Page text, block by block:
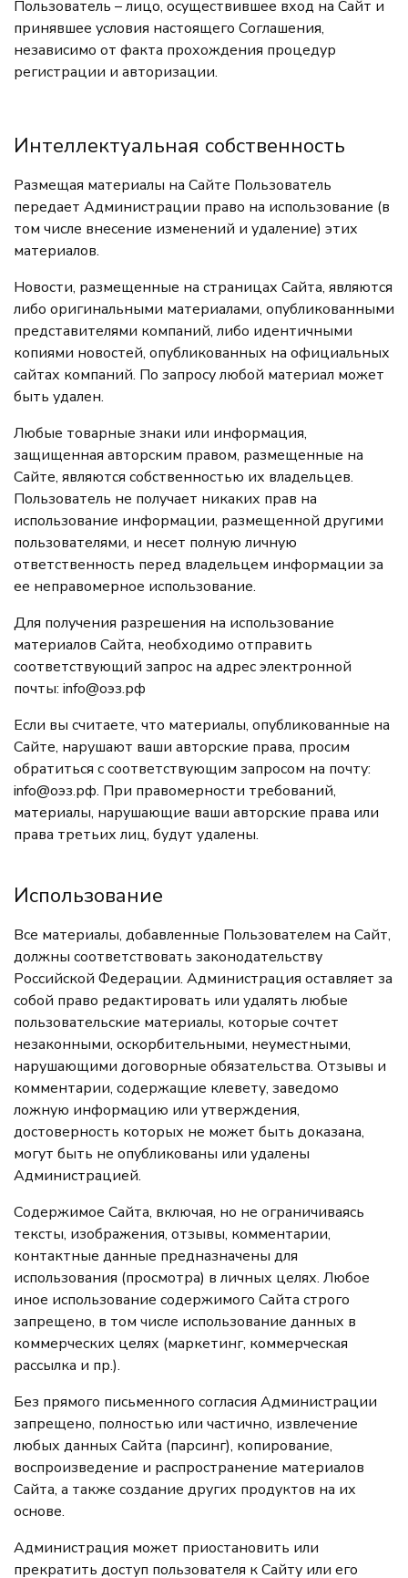
‍Пользователь – лицо, осуществившее вход на Сайт и
принявшее условия настоящего Соглашения,
независимо от факта прохождения процедур
регистрации и авторизации.
Интеллектуальная собственность
Размещая материалы на Сайте Пользователь
передает Администрации право на использование (в
том числе внесение изменений и удаление) этих
материалов.
Новости, размещенные на страницах Сайта, являются
либо оригинальными материалами, опубликованными
представителями компаний, либо идентичными
копиями новостей, опубликованных на официальных
сайтах компаний. По запросу любой материал может
быть удален.
Любые товарные знаки или информация,
защищенная авторским правом, размещенные на
Сайте, являются собственностью их владельцев.
Пользователь не получает никаких прав на
использование информации, размещенной другими
пользователями, и несет полную личную
ответственность перед владельцем информации за
ее неправомерное использование.
Для получения разрешения на использование
материалов Сайта, необходимо отправить
соответствующий запрос на адрес электронной
почты: info@оэз.рф
Если вы считаете, что материалы, опубликованные на
Сайте, нарушают ваши авторские права, просим
обратиться с соответствующим запросом на почту:
info@оэз.рф. При правомерности требований,
материалы, нарушающие ваши авторские права или
права третьих лиц, будут удалены.
Использование
Все материалы, добавленные Пользователем на Сайт,
должны соответствовать законодательству
Российской Федерации. Администрация оставляет за
собой право редактировать или удалять любые
пользовательские материалы, которые сочтет
незаконными, оскорбительными, неуместными,
нарушающими договорные обязательства. Отзывы и
комментарии, содержащие клевету, заведомо
ложную информацию или утверждения,
достоверность которых не может быть доказана,
могут быть не опубликованы или удалены
Администрацией.
Содержимое Сайта, включая, но не ограничиваясь
тексты, изображения, отзывы, комментарии,
контактные данные предназначены для
использования (просмотра) в личных целях. Любое
иное использование содержимого Сайта строго
запрещено, в том числе использование данных в
коммерческих целях (маркетинг, коммерческая
рассылка и пр.).
Без прямого письменного согласия Администрации
запрещено, полностью или частично, извлечение
любых данных Сайта (парсинг), копирование,
воспроизведение и распространение материалов
Сайта, а также создание других продуктов на их
основе.
Администрация может приостановить или
прекратить доступ пользователя к Сайту или его